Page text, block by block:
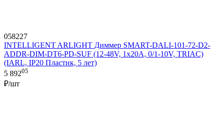
058227
INTELLIGENT ARLIGHT Диммер SMART-DALI-101-72-D2-
ADDR-DIM-DT6-PD-SUF (12-48V, 1x20A, 0/1-10V, TRIAC)
(IARL, IP20 Пластик, 5 лет)
5 89205
₽/шт